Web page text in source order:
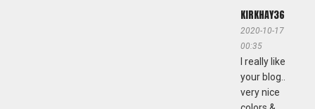
KIRKHAY36
2020-10-17
00:35
I really like
your blog..
very nice